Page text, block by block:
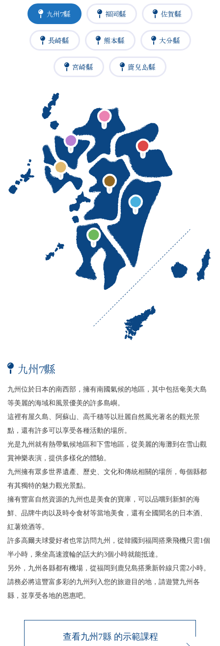
九州7縣 福岡縣 佐賀縣
長崎縣 熊本縣 大分縣
宮崎縣 鹿兒島縣
九州7縣
九州位於日本的南西部，擁有南國氣候的地區，其中包括奄美大島
等美麗的海域和風景優美的許多島嶼。
這裡有屋久島、阿蘇山、高千穗等以壯麗自然風光著名的觀光景
點，還有許多可以享受各種活動的場所。
光是九州就有熱帶氣候地區和下雪地區，從美麗的海灘到在雪山觀
賞神樂表演，提供多樣化的體驗。
九州擁有眾多世界遺產、歷史、文化和傳統相關的場所，每個縣都
有其獨特的魅力觀光景點。
擁有豐富自然資源的九州也是美食的寶庫，可以品嚐到新鮮的海
鮮、品牌牛肉以及時令食材等當地美食，還有全國聞名的日本酒、
紅薯燒酒等。
許多高爾夫球愛好者也常訪問九州，從韓國到福岡搭乘飛機只需1個
半小時，乘坐高速渡輪的話大約3個小時就能抵達。
另外，九州各縣都有機場，從福岡到鹿兒島搭乘新幹線只需2小時。
請務必將這豐富多彩的九州列入您的旅遊目的地，請遊覽九州各
縣，並享受各地的恩惠吧。
查看九州7縣 的示範課程